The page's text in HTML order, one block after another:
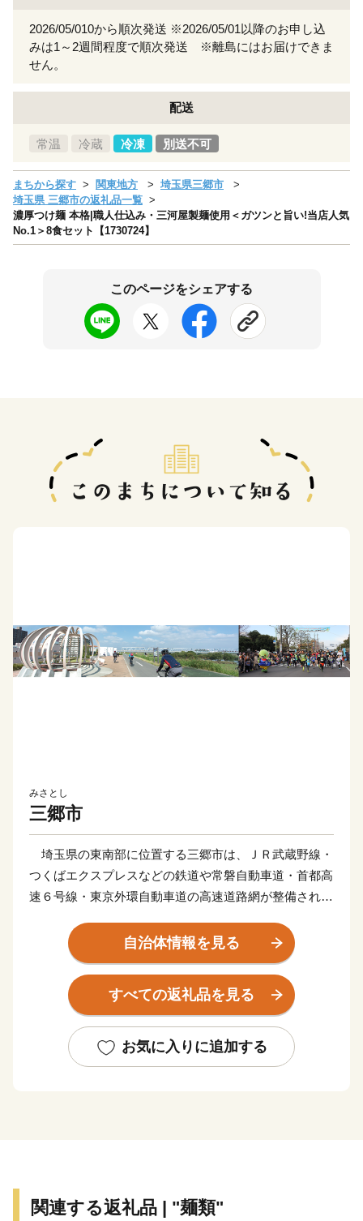
2026/05/010から順次発送 ※2026/05/01以降のお申し込
みは1～2週間程度で順次発送 ※離島にはお届けできま
せん。
配送
常温 冷蔵 冷凍 別送不可
まちから探す 関東地方
埼玉県三郷市
埼玉県 三郷市の返礼品一覧
濃厚つけ麺 本格|職人仕込み・三河屋製麺使用＜ガツンと旨い!当店人気
No.1＞8食セット【1730724】
このページをシェアする
みさとし
三郷市
埼玉県の東南部に位置する三郷市は、ＪＲ武蔵野線・
つくばエクスプレスなどの鉄道や常磐自動車道・首都高
速６号線・東京外環自動車道の高速道路網が整備されて
郷インターチェンジ周辺の土地区画整理などにより、人
口増加と企業進出が進む一方で、豊かな自然に恵まれ、
四季折々の景色を楽しむことができる魅力あふれるまち
として、にぎわいを見せています。
建設中の三郷流山橋が令和５年度に開通予定であるとと
もに、常磐自動車道三郷料金所スマートインターチェン
掲げ、「全国家読ゆうびんコンクール」、「秋の読書ま
自治体情報を見る
すべての返礼品を見る
お気に入りに追加する
関連する返礼品 | "麺類"